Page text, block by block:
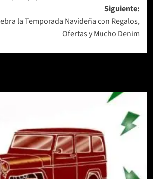
Siguiente:
la Temporada Navideña con Regalos,
Ofertas y Mucho Denim